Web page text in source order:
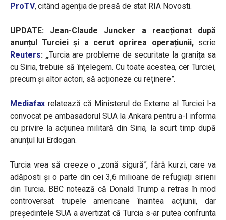
ProTV, citând agenția de presă de stat RIA Novosti.
UPDATE: Jean-Claude Juncker a reacționat după
anunțul Turciei și a cerut oprirea operațiunii, scrie
Reuters: „Turcia are probleme de securitate la granița sa
cu Siria, trebuie să înțelegem. Cu toate acestea, cer Turciei,
precum și altor actori, să acționeze cu reținere”.
Mediafax relatează că Ministerul de Externe al Turciei l-a
convocat pe ambasadorul SUA la Ankara pentru a-l informa
cu privire la acțiunea militară din Siria, la scurt timp după
anunțul lui Erdogan.
Turcia vrea să creeze o „zonă sigură”, fără kurzi, care va
adăposti și o parte din cei 3,6 milioane de refugiați sirieni
din Turcia. BBC notează că Donald Trump a retras în mod
controversat trupele americane înaintea acțiunii, dar
președintele SUA a avertizat că Turcia s-ar putea confrunta